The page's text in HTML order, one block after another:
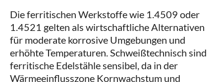
Die ferritischen Werkstoffe wie 1.4509 oder
1.4521 gelten als wirtschaftliche Alternativen
für moderate korrosive Umgebungen und
erhöhte Temperaturen. Schweißtechnisch sind
ferritische Edelstähle sensibel, da in der
Wärmeeinflusszone Kornwachstum und